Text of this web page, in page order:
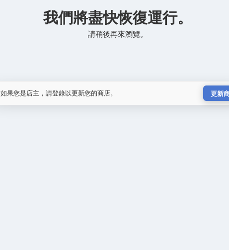
我們將盡快恢復運行。
請稍後再來瀏覽。
如果您是店主，請登錄以更新您的商店。 更新